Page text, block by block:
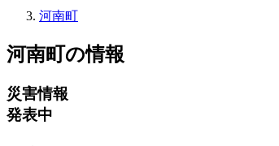
河南町
河南町の情報
災害情報
発表中